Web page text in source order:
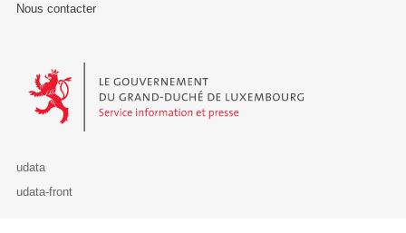
Nous contacter
Le Gouvernement du Grand-Duché de Luxembourg - Service
udata
udata-front